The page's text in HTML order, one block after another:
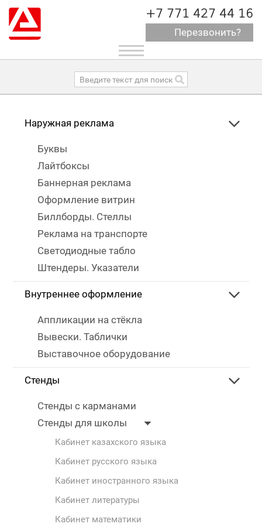
+7 771 427 44 16
Перезвонить?
Toggle
navigation
Наружная реклама
Буквы
Лайтбоксы
Баннерная реклама
Оформление витрин
Биллборды. Стеллы
Реклама на транспорте
Светодиодные табло
Штендеры. Указатели
Внутреннее оформление
Аппликации на стёкла
Вывески. Таблички
Выставочное оборудование
Стенды
Стенды с карманами
Стенды для школы
Кабинет казахского языка
Кабинет русского языка
Кабинет иностранного языка
Кабинет литературы
Кабинет математики